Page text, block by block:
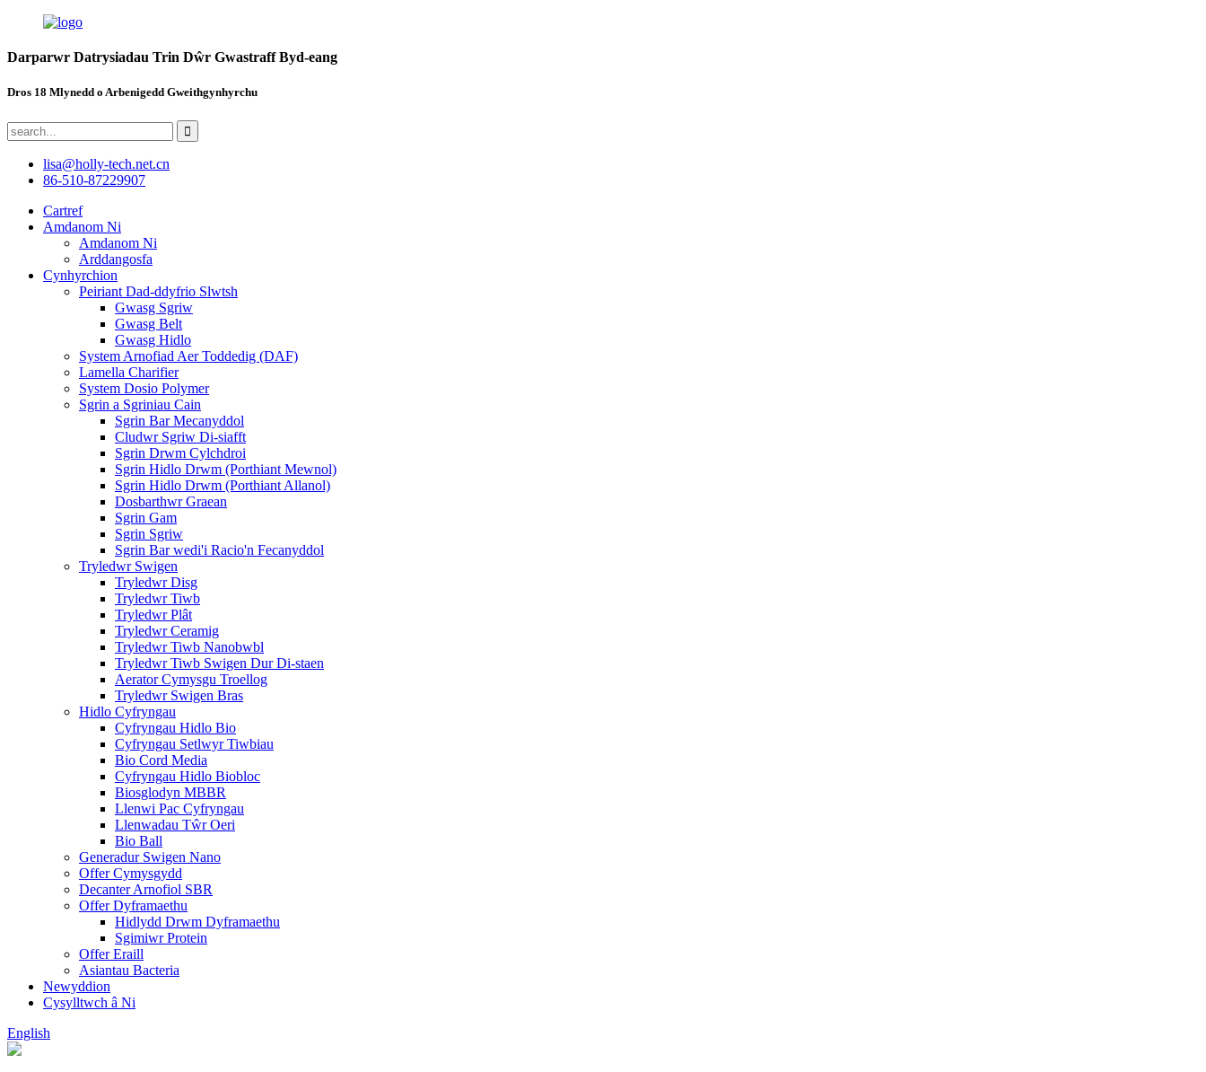
Darparwr Datrysiadau Trin Dŵr Gwastraff Byd-eang
Dros 18 Mlynedd o Arbenigedd Gweithgynhyrchu
lisa@holly-tech.net.cn
86-510-87229907
Cartref
Amdanom Ni
Amdanom Ni
Arddangosfa
Cynhyrchion
Peiriant Dad-ddyfrio Slwtsh
Gwasg Sgriw
Gwasg Belt
Gwasg Hidlo
System Arnofiad Aer Toddedig (DAF)
Lamella Charifier
System Dosio Polymer
Sgrin a Sgriniau Cain
Sgrin Bar Mecanyddol
Cludwr Sgriw Di-siafft
Sgrin Drwm Cylchdroi
Sgrin Hidlo Drwm (Porthiant Mewnol)
Sgrin Hidlo Drwm (Porthiant Allanol)
Dosbarthwr Graean
Sgrin Gam
Sgrin Sgriw
Sgrin Bar wedi'i Racio'n Fecanyddol
Tryledwr Swigen
Tryledwr Disg
Tryledwr Tiwb
Tryledwr Plât
Tryledwr Ceramig
Tryledwr Tiwb Nanobwbl
Tryledwr Tiwb Swigen Dur Di-staen
Aerator Cymysgu Troellog
Tryledwr Swigen Bras
Hidlo Cyfryngau
Cyfryngau Hidlo Bio
Cyfryngau Setlwyr Tiwbiau
Bio Cord Media
Cyfryngau Hidlo Biobloc
Biosglodyn MBBR
Llenwi Pac Cyfryngau
Llenwadau Tŵr Oeri
Bio Ball
Generadur Swigen Nano
Offer Cymysgydd
Decanter Arnofiol SBR
Offer Dyframaethu
Hidlydd Drwm Dyframaethu
Sgimiwr Protein
Offer Eraill
Asiantau Bacteria
Newyddion
Cysylltwch â Ni
English